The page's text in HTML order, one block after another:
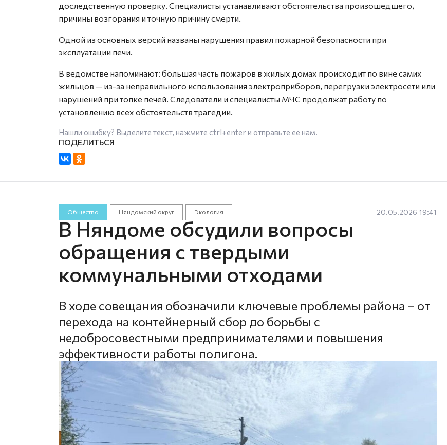
доследственную проверку. Специалисты устанавливают обстоятельства произошедшего,
причины возгорания и точную причину смерти.
Одной из основных версий названы нарушения правил пожарной безопасности при
эксплуатации печи.
В ведомстве напоминают: большая часть пожаров в жилых домах происходит по вине самих
жильцов — из-за неправильного использования электроприборов, перегрузки электросети или
нарушений при топке печей. Следователи и специалисты МЧС продолжат работу по
установлению всех обстоятельств трагедии.
Нашли ошибку? Выделите текст, нажмите ctrl+enterи отправьте ее нам.
Общество Няндомский округ Экология 20.05.2026 19:41
В Няндоме обсудили вопросы
обращения с твердыми
коммунальными отходами
В ходе совещания обозначили ключевые проблемы района – от
перехода на контейнерный сбор до борьбы с
недобросовестными предпринимателями и повышения
эффективности работы полигона.